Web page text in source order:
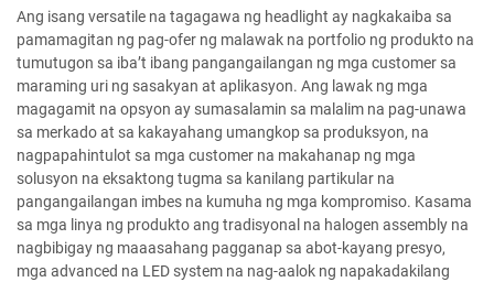
Ang isang versatile na tagagawa ng headlight ay nagkakaiba sa
pamamagitan ng pag-ofer ng malawak na portfolio ng produkto na
tumutugon sa iba’t ibang pangangailangan ng mga customer sa
maraming uri ng sasakyan at aplikasyon. Ang lawak ng mga
magagamit na opsyon ay sumasalamin sa malalim na pag-unawa
sa merkado at sa kakayahang umangkop sa produksyon, na
nagpapahintulot sa mga customer na makahanap ng mga
solusyon na eksaktong tugma sa kanilang partikular na
pangangailangan imbes na kumuha ng mga kompromiso. Kasama
sa mga linya ng produkto ang tradisyonal na halogen assembly na
nagbibigay ng maaasahang pagganap sa abot-kayang presyo,
mga advanced na LED system na nag-aalok ng napakadakilang